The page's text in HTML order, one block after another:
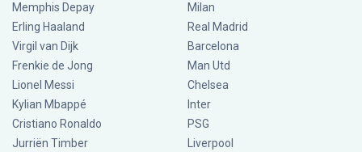
Memphis Depay
Erling Haaland
Virgil van Dijk
Frenkie de Jong
Lionel Messi
Kylian Mbappé
Cristiano Ronaldo
Jurriën Timber
Milan
Real Madrid
Barcelona
Man Utd
Chelsea
Inter
PSG
Liverpool